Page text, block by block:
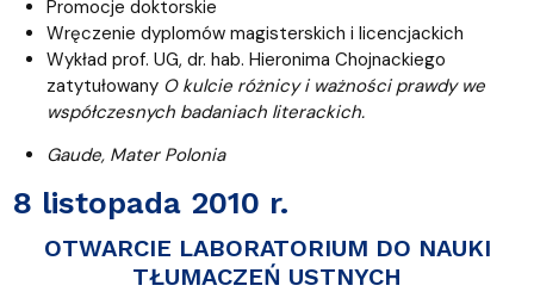
Promocje doktorskie
Wręczenie dyplomów magisterskich i licencjackich
Wykład prof. UG, dr. hab. Hieronima Chojnackiego
zatytułowanyO kulcie różnicy i ważności prawdy we
współczesnych badaniach literackich.
Gaude, Mater Polonia
8 listopada 2010 r.
OTWARCIE LABORATORIUM DO NAUKI
TŁUMACZEŃ USTNYCH